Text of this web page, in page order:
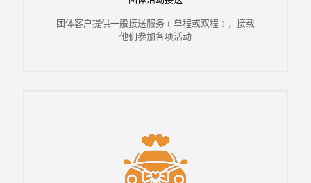
团体客户提供一般接送服务﹝单程或双程﹞，接载
他们参加各项活动